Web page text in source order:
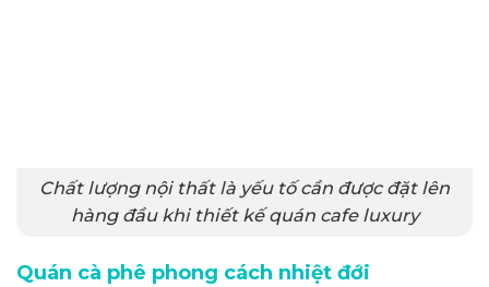
Chất lượng nội thất là yếu tố cần được đặt lên
hàng đầu khi thiết kế quán cafe luxury
Quán cà phê phong cách nhiệt đới